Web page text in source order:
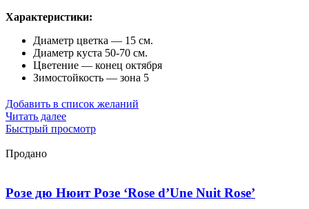
Характеристики:
Диаметр цветка — 15 см.
Диаметр куста 50-70 см.
Цветение — конец октября
Зимостойкость — зона 5
Добавить в список желаний
Читать далее
Быстрый просмотр
Продано
Розе дю Нюит Розе ‘Rose d’Une Nuit Rose’